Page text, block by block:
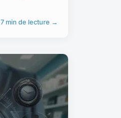
7 min de lecture →